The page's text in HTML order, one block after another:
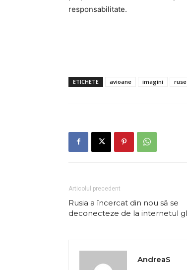
responsabilitate.
ETICHETE avioane imagini
Articolul precedent
Rusia a încercat din nou să se
deconecteze de la internetul
AndreaS